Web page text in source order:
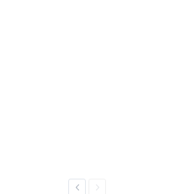
PreviousNext